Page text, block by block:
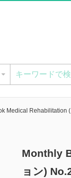
Medical Rehabilitation
Monthly
ョン)